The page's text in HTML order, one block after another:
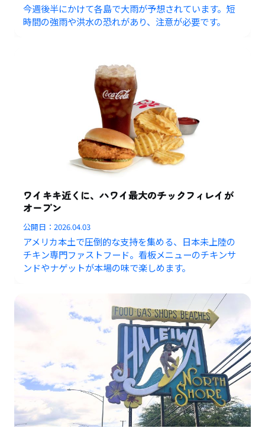
今週後半にかけて各島で大雨が予想されています。短
時間の強雨や洪水の恐れがあり、注意が必要です。
ワイキキ近くに、ハワイ最大のチックフィレイが
オープン
公開日：2026.04.03
アメリカ本土で圧倒的な支持を集める、日本未上陸の
チキン専門ファストフード。看板メニューのチキンサ
ンドやナゲットが本場の味で楽しめます。